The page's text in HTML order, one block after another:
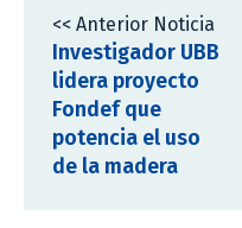
<< Anterior Noticia
Investigador UBB
lidera proyecto
Fondef que
potencia el uso
de la madera